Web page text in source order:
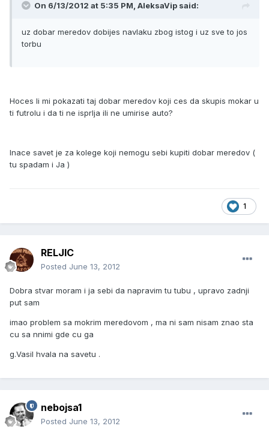
On 6/13/2012 at 5:35 PM, AleksaVip said:
uz dobar meredov dobijes navlaku zbog istog i uz sve to jos
torbu
Hoces li mi pokazati taj dobar meredov koji ces da skupis mokar u
ti futrolu i da ti ne isprlja ili ne umirise auto?
Inace savet je za kolege koji nemogu sebi kupiti dobar meredov (
tu spadam i Ja )
1
RELJIC
Posted June 13, 2012
Dobra stvar moram i ja sebi da napravim tu tubu , upravo zadnji
put sam
imao problem sa mokrim meredovom , ma ni sam nisam znao sta
cu sa nnimi gde cu ga
g.Vasil hvala na savetu .
nebojsa1
Posted June 13, 2012